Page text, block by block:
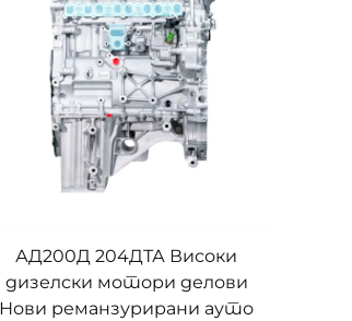
АД200Д 204ДТА Високи
дизелски мотори делови
Нови реманзурирани ауто